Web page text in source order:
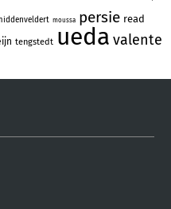
moussa persie read
tengstedt ueda valente